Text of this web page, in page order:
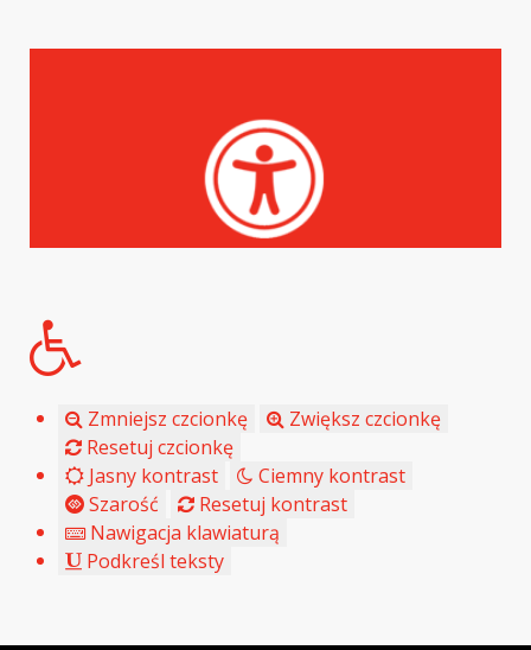
Zmniejsz czcionkę
Zwiększ czcionkę
Resetuj czcionkę
Jasny kontrast
Ciemny kontrast
Szarość
Resetuj kontrast
Nawigacja klawiaturą
Podkreśl teksty